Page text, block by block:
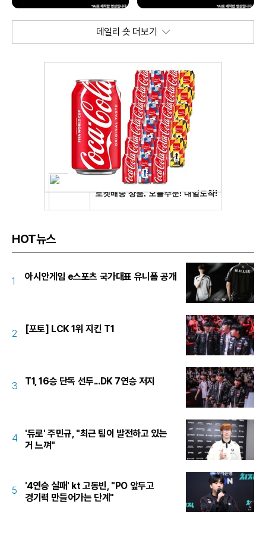
데일리 숏 더보기
HOT뉴스
1 아시안게임 e스포츠 국가대표 유니폼 공개
2 [포토] LCK 1위 지킨 T1
3 T1, 16승 단독 선두...DK 7연승 저지
4
'듀로' 주민규, "최근 팀이 발전하고 있는
거 느껴"
5
'4연승 실패' kt 고동빈, "PO 앞두고
경기력 만들어가는 단계"